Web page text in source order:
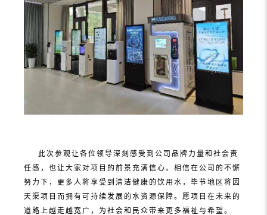
此次参观让各位领导深刻感受到公司品牌力量和社会责
任感，也让大家对项目的前景充满信心。相信在公司的不懈
努力下，更多人将享受到清洁健康的饮用水，毕节地区将因
天渠项目而拥有可持续发展的水资源保障。愿项目在未来的
道路上越走越宽广，为社会和民众带来更多福祉与希望。